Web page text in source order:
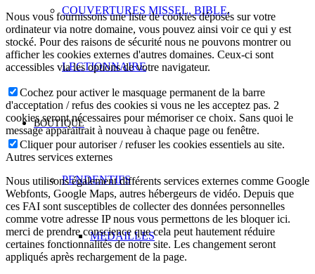
COUVERTURES MISSEL, BIBLE,
LECTIONNAIRE
BOUTIQUE
PENDENTIFS
MEDAILLES
Nous vous fournissons une liste de cookies déposés sur votre
ordinateur via notre domaine, vous pouvez ainsi voir ce qui y est
stocké. Pour des raisons de sécurité nous ne pouvons montrer ou
afficher les cookies externes d'autres domaines. Ceux-ci sont
accessibles via les options de votre navigateur.
Cochez pour activer le masquage permanent de la barre
d'acceptation / refus des cookies si vous ne les acceptez pas. 2
cookies seront nécessaires pour mémoriser ce choix. Sans quoi le
message apparaitrait à nouveau à chaque page ou fenêtre.
Cliquer pour autoriser / refuser les cookies essentiels au site.
Autres services externes
Nous utilisons également différents services externes comme Google
Webfonts, Google Maps, autres hébergeurs de vidéo. Depuis que
ces FAI sont susceptibles de collecter des données personnelles
comme votre adresse IP nous vous permettons de les bloquer ici.
merci de prendre conscience que cela peut hautement réduire
certaines fonctionnalités de notre site. Les changement seront
appliqués après rechargement de la page.